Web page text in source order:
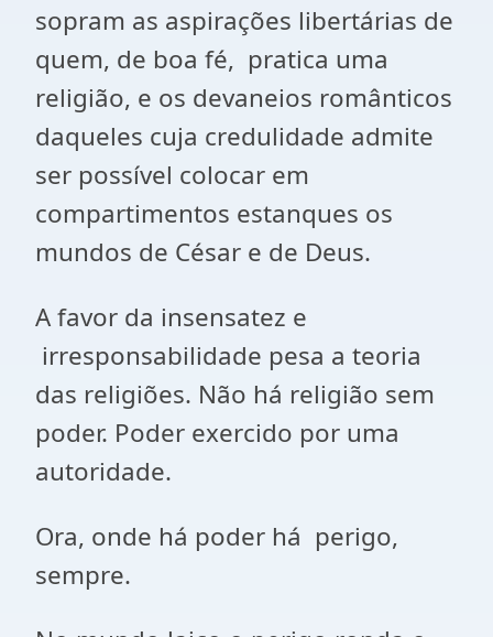
sopram as aspirações libertárias de
quem, de boa fé, pratica uma
religião, e os devaneios românticos
daqueles cuja credulidade admite
ser possível colocar em
compartimentos estanques os
mundos de César e de Deus.
A favor da insensatez e
irresponsabilidade pesa a teoria
das religiões. Não há religião sem
poder. Poder exercido por uma
autoridade.
Ora, onde há poder há perigo,
sempre.